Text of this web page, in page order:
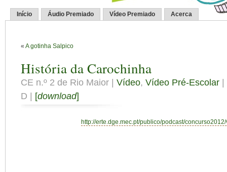
Início Áudio Premiado Vídeo Premiado Acerca
« A gotinha Salpico
História da Carochinha
CE n.º 2 de Rio Maior | Vídeo, Vídeo Pré-Escolar
D | [download]
http://erte.dge.mec.pt/publico/podcast/